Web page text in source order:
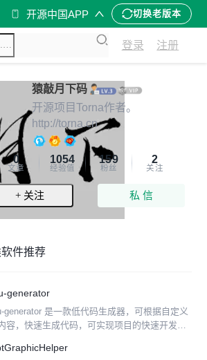
开源中国APP 切换老版本
登录 注册
猿敲月下码
开源项目Torna作者。
http://torna.cn
0
文章
1054
经验值
159
粉丝
2
关注
+ 关注 私 信
软件推荐
generator
generator 是一款低代码生成器，可根据自定义
容，快速生成代码，可实现项目的快速开发、
可。 开发文档：https://maku...